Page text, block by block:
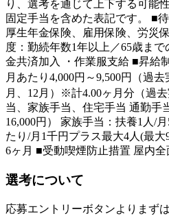
り、選考を通じて上下する可能
固定手当を含めた表記です。 ■
厚生年金保険、雇用保険、労災
度：勤続年数1年以上／65歳ま
金共済加入 ・作業服支給 ■昇給
月あたり4,000円～9,500円（過
月、12月）※計4.00ヶ月分（過
当、家族手当、住宅手当 通勤手
16,000円） 家族手当：扶養1人/
たり/月1千円プラス最大4人(最大
6ヶ月 ■受動喫煙防止措置 屋内全
選考について
応募エントリーボタンよりまず